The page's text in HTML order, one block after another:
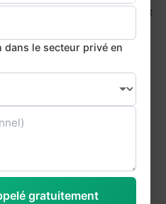
les noms des principaux
avec précision et
autour de la musique.
nom en français et
. D'autres
La musique
au sens de
n'a pas
; on parlerait plutôt de
dans le secteur privé en
gratuitement